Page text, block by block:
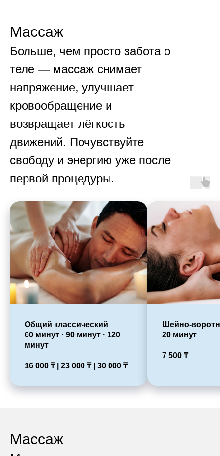
Массаж
Больше, чем просто забота о
теле — массаж снимает
напряжение, улучшает
кровообращение и
возвращает лёгкость
движений. Почувствуйте
свободу и энергию уже после
первой процедуры.
Общий классический
60 минут · 90 минут · 120
минут
16 000 ₸ | 23 000 ₸ | 30 000 ₸
Шейно-
20 минут
7 500 ₸
Массаж